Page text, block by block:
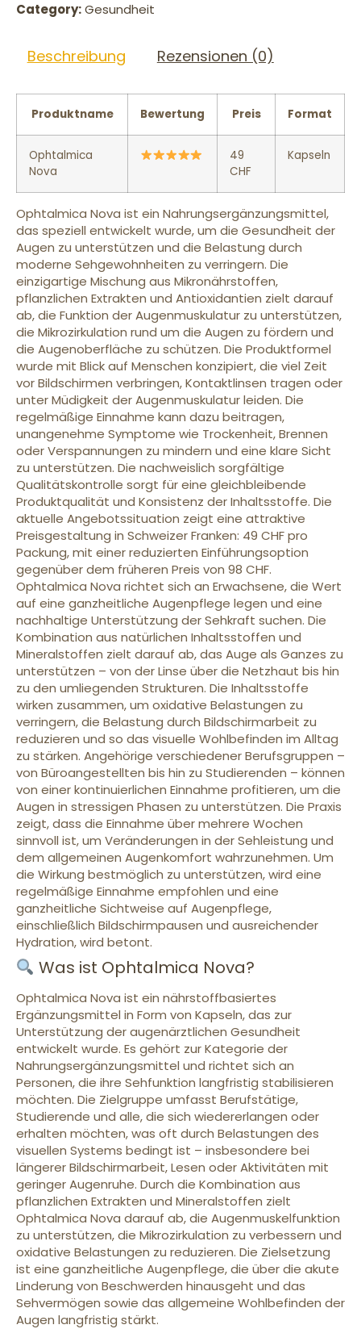
Category:Gesundheit
Beschreibung Rezensionen (0)
Produktname Bewertung Preis Format
Ophtalmica
Nova
49
CHF
Kapseln
Ophtalmica Nova ist ein Nahrungsergänzungsmittel,
das speziell entwickelt wurde, um die Gesundheit der
Augen zu unterstützen und die Belastung durch
moderne Sehgewohnheiten zu verringern. Die
einzigartige Mischung aus Mikronährstoffen,
pflanzlichen Extrakten und Antioxidantien zielt darauf
ab, die Funktion der Augenmuskulatur zu unterstützen,
die Mikrozirkulation rund um die Augen zu fördern und
die Augenoberfläche zu schützen. Die Produktformel
wurde mit Blick auf Menschen konzipiert, die viel Zeit
vor Bildschirmen verbringen, Kontaktlinsen tragen oder
unter Müdigkeit der Augenmuskulatur leiden. Die
regelmäßige Einnahme kann dazu beitragen,
unangenehme Symptome wie Trockenheit, Brennen
oder Verspannungen zu mindern und eine klare Sicht
zu unterstützen. Die nachweislich sorgfältige
Qualitätskontrolle sorgt für eine gleichbleibende
Produktqualität und Konsistenz der Inhaltsstoffe. Die
aktuelle Angebotssituation zeigt eine attraktive
Preisgestaltung in Schweizer Franken: 49 CHF pro
Packung, mit einer reduzierten Einführungsoption
gegenüber dem früheren Preis von 98 CHF.
Ophtalmica Nova richtet sich an Erwachsene, die Wert
auf eine ganzheitliche Augenpflege legen und eine
nachhaltige Unterstützung der Sehkraft suchen. Die
Kombination aus natürlichen Inhaltsstoffen und
Mineralstoffen zielt darauf ab, das Auge als Ganzes zu
unterstützen – von der Linse über die Netzhaut bis hin
zu den umliegenden Strukturen. Die Inhaltsstoffe
wirken zusammen, um oxidative Belastungen zu
verringern, die Belastung durch Bildschirmarbeit zu
reduzieren und so das visuelle Wohlbefinden im Alltag
zu stärken. Angehörige verschiedener Berufsgruppen –
von Büroangestellten bis hin zu Studierenden – können
von einer kontinuierlichen Einnahme profitieren, um die
Augen in stressigen Phasen zu unterstützen. Die Praxis
zeigt, dass die Einnahme über mehrere Wochen
sinnvoll ist, um Veränderungen in der Sehleistung und
dem allgemeinen Augenkomfort wahrzunehmen. Um
die Wirkung bestmöglich zu unterstützen, wird eine
regelmäßige Einnahme empfohlen und eine
ganzheitliche Sichtweise auf Augenpflege,
einschließlich Bildschirmpausen und ausreichender
Hydration, wird betont.
Was ist Ophtalmica Nova?
Ophtalmica Nova ist ein nährstoffbasiertes
Ergänzungsmittel in Form von Kapseln, das zur
Unterstützung der augenärztlichen Gesundheit
entwickelt wurde. Es gehört zur Kategorie der
Nahrungsergänzungsmittel und richtet sich an
Personen, die ihre Sehfunktion langfristig stabilisieren
möchten. Die Zielgruppe umfasst Berufstätige,
Studierende und alle, die sich wiedererlangen oder
erhalten möchten, was oft durch Belastungen des
visuellen Systems bedingt ist – insbesondere bei
längerer Bildschirmarbeit, Lesen oder Aktivitäten mit
geringer Augenruhe. Durch die Kombination aus
pflanzlichen Extrakten und Mineralstoffen zielt
Ophtalmica Nova darauf ab, die Augenmuskelfunktion
zu unterstützen, die Mikrozirkulation zu verbessern und
oxidative Belastungen zu reduzieren. Die Zielsetzung
ist eine ganzheitliche Augenpflege, die über die akute
Linderung von Beschwerden hinausgeht und das
Sehvermögen sowie das allgemeine Wohlbefinden der
Augen langfristig stärkt.